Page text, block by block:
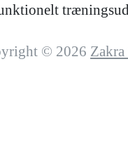
© 2026 Zakra